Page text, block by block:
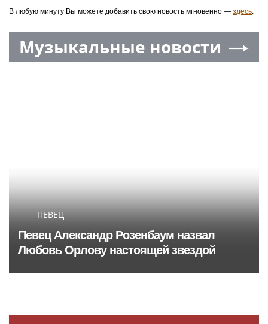
В любую минуту Вы можете добавить свою новость мгновенно — здесь.
Музыкальные новости
ПЕВЕЦ
Певец Александр Розенбаум назвал
Любовь Орлову настоящей звездой